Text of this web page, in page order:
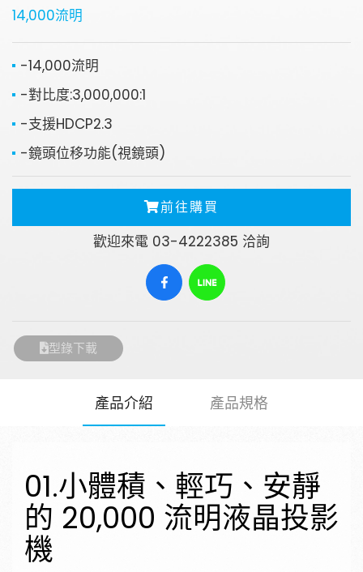
14,000流明
-14,000流明
-對比度:3,000,000:1
-支援HDCP2.3
-鏡頭位移功能(視鏡頭)
前往購買
歡迎來電 03-4222385 洽詢
型錄下載
產品介紹 產品規格
01.小體積、輕巧、安靜
的 20,000 流明液晶投影
機